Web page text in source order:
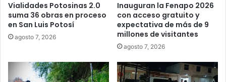
Vialidades Potosinas 2.0
suma 36 obras en proceso
en San Luis Potosí
agosto 7, 2026
Inauguran la Fenapo 2026
con acceso gratuito y
expectativa de más de 9
millones de visitantes
agosto 7, 2026